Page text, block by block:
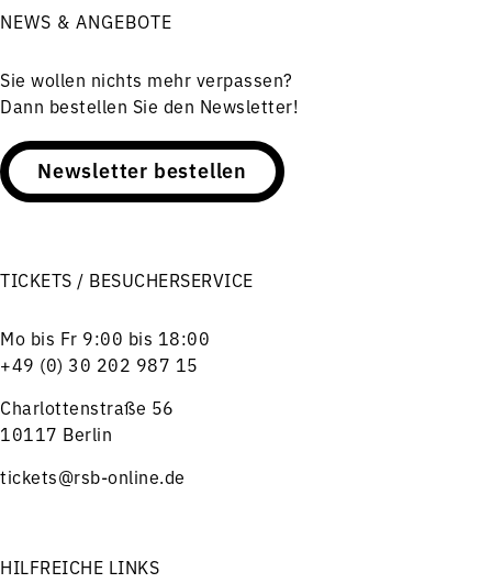
NEWS & ANGEBOTE
Sie wollen nichts mehr verpassen?
Dann bestellen Sie den Newsletter!
Newsletter bestellen
TICKETS / BESUCHERSERVICE
Mo bis Fr 9:00 bis 18:00
+49 (0) 30 202 987 15
Charlottenstraße 56
10117 Berlin
tickets@rsb-online.de
HILFREICHE LINKS